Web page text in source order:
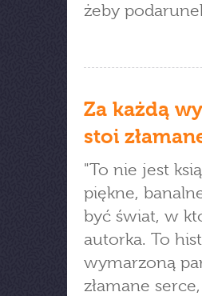
żeby
Za każdą
stoi
"To nie jest
piękne,
być świat, w
autorka. To
wymarzoną
złamane